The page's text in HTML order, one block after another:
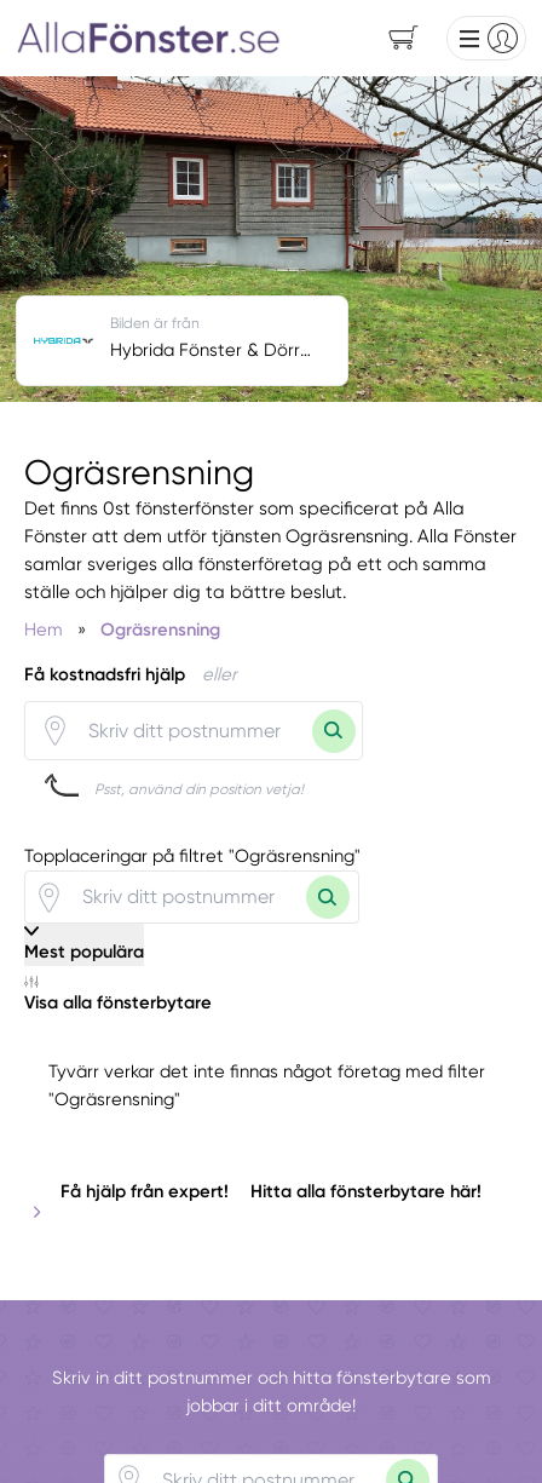
Ogräsrensning
Det finns 0st fönsterfönster som specificerat på Alla
Fönster att dem utför tjänsten Ogräsrensning. Alla Fönster
samlar sveriges alla fönsterföretag på ett och samma
ställe och hjälper dig ta bättre beslut.
Hem
» Ogräsrensning
Få kostnadsfri hjälp eller
Psst, använd din position vetja!
Bilden är från
Hybrida Fönster & Dörrar AB
Topplaceringar på filtret "Ogräsrensning"
Mest populära
Visa alla fönsterbytare
Tyvärr verkar det inte finnas något företag med filter
"Ogräsrensning"
Få hjälp från expert! Hitta alla fönsterbytare här!
Skriv in ditt postnummer och hitta fönsterbytare som
jobbar i ditt område!